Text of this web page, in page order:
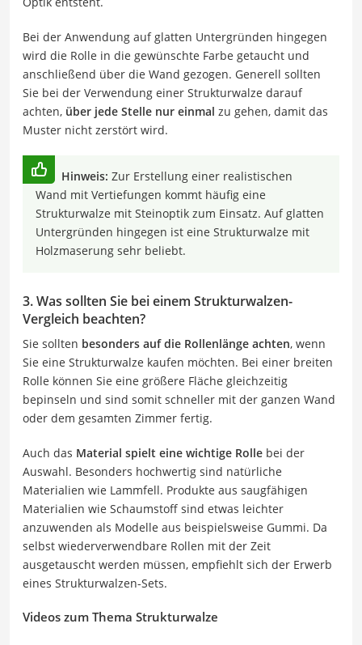
Bei der Anwendung auf glatten Untergründen hingegen
wird die Rolle in die gewünschte Farbe getaucht und
anschließend über die Wand gezogen. Generell sollten
Sie bei der Verwendung einer Strukturwalze darauf
achten, über jede Stelle nur einmal zu gehen, damit das
Muster nicht zerstört wird.
Hinweis: Zur Erstellung einer realistischen
Wand mit Vertiefungen kommt häufig eine
Strukturwalze mit Steinoptik zum Einsatz. Auf glatten
Untergründen hingegen ist eine Strukturwalze mit
Holzmaserung sehr beliebt.
3. Was sollten Sie bei einem Strukturwalzen-
Vergleich beachten?
Sie sollten besonders auf die Rollenlänge achten, wenn
Sie eine Strukturwalze kaufen möchten. Bei einer breiten
Rolle können Sie eine größere Fläche gleichzeitig
bepinseln und sind somit schneller mit der ganzen Wand
oder dem gesamten Zimmer fertig.
Auch das Material spielt eine wichtige Rolle bei der
Auswahl. Besonders hochwertig sind natürliche
Materialien wie Lammfell. Produkte aus saugfähigen
Materialien wie Schaumstoff sind etwas leichter
anzuwenden als Modelle aus beispielsweise Gummi. Da
selbst wiederverwendbare Rollen mit der Zeit
ausgetauscht werden müssen, empfiehlt sich der Erwerb
eines Strukturwalzen-Sets.
Videos zum Thema Strukturwalze